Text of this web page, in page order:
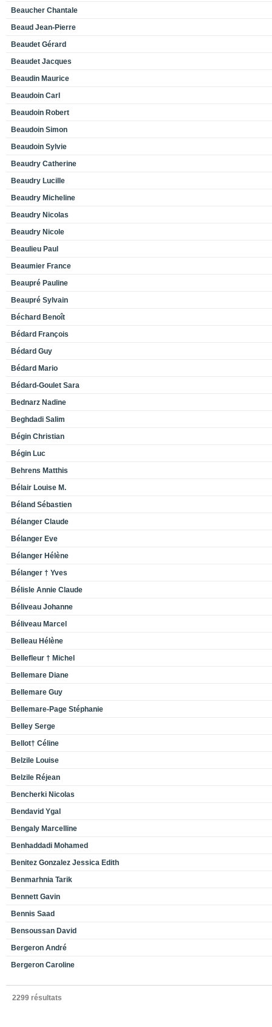
Beaucher Chantale
Beaud Jean-Pierre
Beaudet Gérard
Beaudet Jacques
Beaudin Maurice
Beaudoin Carl
Beaudoin Robert
Beaudoin Simon
Beaudoin Sylvie
Beaudry Catherine
Beaudry Lucille
Beaudry Micheline
Beaudry Nicolas
Beaudry Nicole
Beaulieu Paul
Beaumier France
Beaupré Pauline
Beaupré Sylvain
Béchard Benoît
Bédard François
Bédard Guy
Bédard Mario
Bédard-Goulet Sara
Bednarz Nadine
Beghdadi Salim
Bégin Christian
Bégin Luc
Behrens Matthis
Bélair Louise M.
Béland Sébastien
Bélanger Claude
Bélanger Eve
Bélanger Hélène
Bélanger † Yves
Bélisle Annie Claude
Béliveau Johanne
Béliveau Marcel
Belleau Hélène
Bellefleur † Michel
Bellemare Diane
Bellemare Guy
Bellemare-Page Stéphanie
Belley Serge
Bellot† Céline
Belzile Louise
Belzile Réjean
Bencherki Nicolas
Bendavid Ygal
Bengaly Marcelline
Benhaddadi Mohamed
Benitez Gonzalez Jessica Edith
Benmarhnia Tarik
Bennett Gavin
Bennis Saad
Bensoussan David
Bergeron André
Bergeron Caroline
2299 résultats